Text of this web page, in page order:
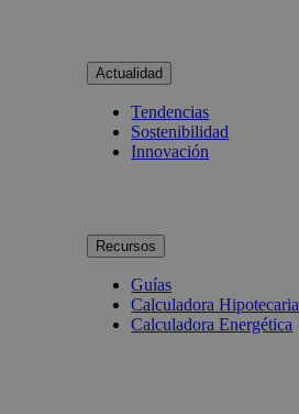
Actualidad
Tendencias
Sostenibilidad
Innovación
Recursos
Guías
Calculadora Hipotecaria
Calculadora Energética